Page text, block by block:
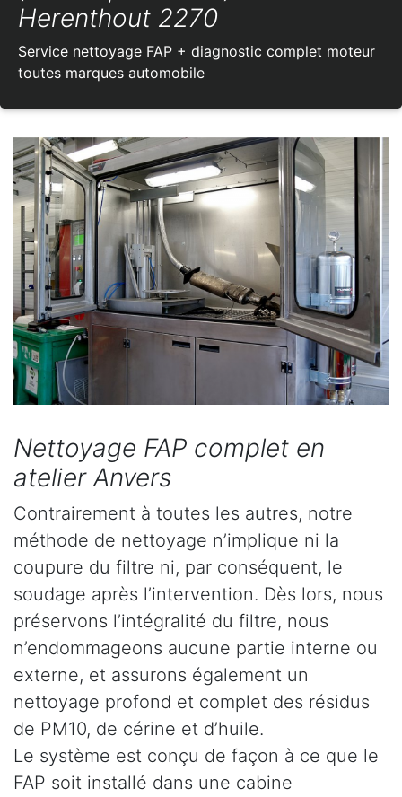
Herenthout 2270
Service nettoyage FAP + diagnostic complet moteur
toutes marques automobile
Nettoyage FAP complet en
atelier Anvers
Contrairement à toutes les autres, notre
méthode de nettoyage n’implique ni la
coupure du filtre ni, par conséquent, le
soudage après l’intervention. Dès lors, nous
préservons l’intégralité du filtre, nous
n’endommageons aucune partie interne ou
externe, et assurons également un
nettoyage profond et complet des résidus
de PM10, de cérine et d’huile.
Le système est conçu de façon à ce que le
FAP soit installé dans une cabine